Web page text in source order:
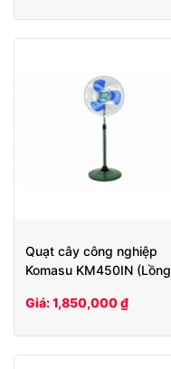
Quạt cây công nghiệp
Komasu KM450IN (Lồng
Giá: 1,850,000 ₫